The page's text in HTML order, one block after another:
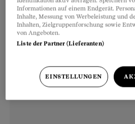
Informationen auf einem Endgerät.
Inhalte, Messung von Werbeleistung und
Inhalten, Zielgruppenforschung sowie
von Angeboten.
Liste der Partner (Lieferanten)
EINSTELLUNGEN